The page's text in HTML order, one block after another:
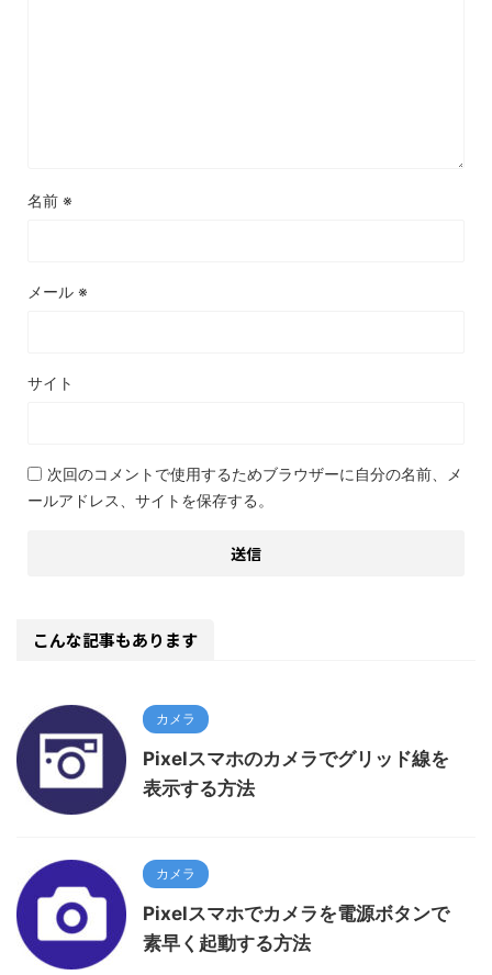
名前 ※
メール ※
サイト
次回のコメントで使用するためブラウザーに自分の名前、メ
ールアドレス、サイトを保存する。
こんな記事もあります
カメラ
Pixelスマホのカメラでグリッド線を
表示する方法
カメラ
Pixelスマホでカメラを電源ボタンで
素早く起動する方法